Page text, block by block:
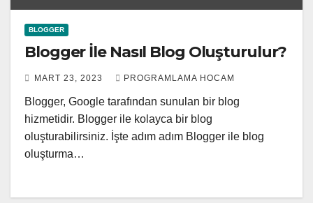
BLOGGER
Blogger İle Nasıl Blog Oluşturulur?
MART 23, 2023 PROGRAMLAMA HOCAM
Blogger, Google tarafından sunulan bir blog
hizmetidir. Blogger ile kolayca bir blog
oluşturabilirsiniz. İşte adım adım Blogger ile blog
oluşturma…